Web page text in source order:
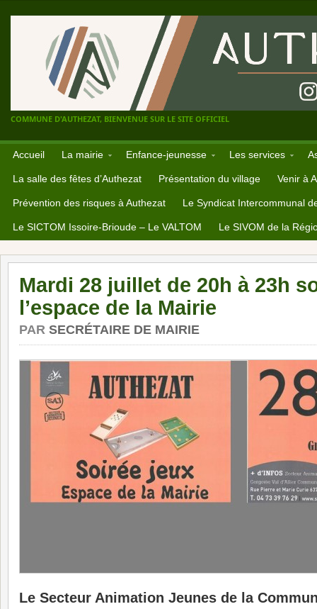
COMMUNE D'AUTHEZAT, BIENVENUE SUR LE SITE OFFICIEL
Accueil La mairie Enfance-jeunesse Les services
La salle des fêtes d’Authezat Présentation du village Venir à
Prévention des risques à Authezat Le Syndicat Intercommunal
Le SICTOM Issoire-Brioude – Le VALTOM Le SIVOM de la
Mardi 28 juillet de 20h à 23h
l’espace de la Mairie
PAR SECRÉTAIRE DE MAIRIE
Le Secteur Animation Jeunes de la